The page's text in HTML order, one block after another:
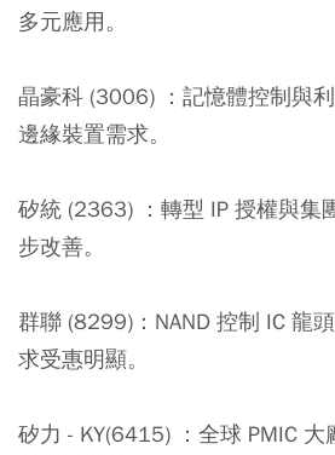
多元應用。
晶豪科 (3006) ： 記憶體控制與
邊緣裝置需求。
矽統 (2363) ： 轉型 IP 授權與集
步改善。
群聯 (8299)： NAND 控制 IC 龍
求受惠明顯。
矽力 - KY(6415) ： 全球 PMIC